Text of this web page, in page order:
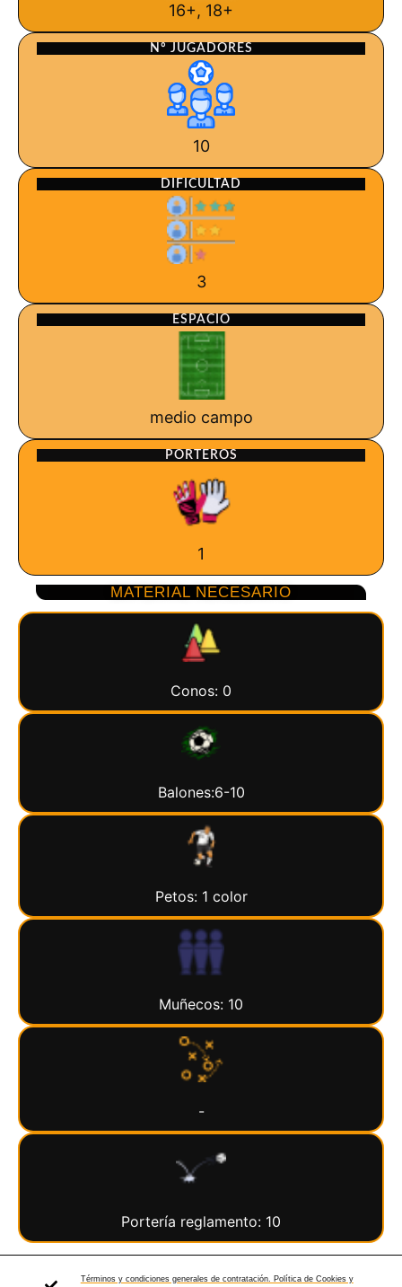
16+, 18+
Nº JUGADORES
10
DIFICULTAD
3
ESPACIO
medio campo
PORTEROS
1
MATERIAL NECESARIO
Conos: 0
Balones:6-10
Petos: 1 color
Muñecos: 10
-
Portería reglamento: 10
Términos y condiciones generales de contratación. Política de Cookies y